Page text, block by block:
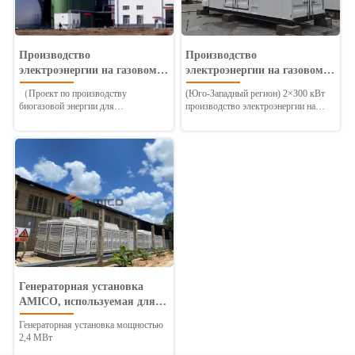
Производство
электроэнергии на газовом
топливе в рамках проекта
"Производство
электроэнергии на биогазе"
（Проект по производству
биогазовой энергии для
Производство
электроэнергии на газовом
топливе в рамках проекта
"Производство
электроэнергии на биогазе"
(Юго-Западный регион) 2×300 кВт
производство электроэнергии на
Генераторная установка
AMICO, используемая для
завода в Африке
Генераторная установка мощностью
2,4 МВт